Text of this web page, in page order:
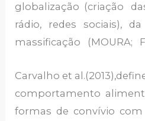
globalização (criação
rádio, redes sociais),
massificação (MOURA;
Carvalho et
comportamento
formas de convívio